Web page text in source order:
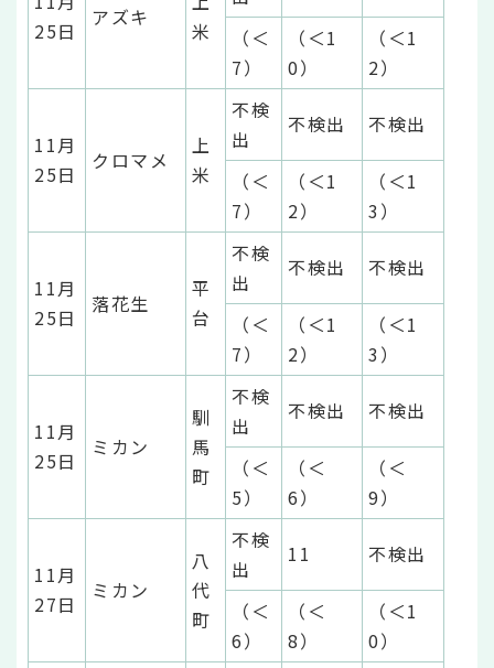
25日
アズキ
米
（＜
7）
（＜1
0）
（＜1
2）
11月
25日
クロマメ
上
米
不検
出
不検出 不検出
（＜
7）
（＜1
2）
（＜1
3）
11月
25日
落花生
平
台
不検
出
不検出 不検出
（＜
7）
（＜1
2）
（＜1
3）
11月
25日
ミカン
馴
馬
町
不検
出
不検出 不検出
（＜
5）
（＜
6）
（＜
9）
11月
27日
ミカン
八
代
町
不検
出
11 不検出
（＜
6）
（＜
8）
（＜1
0）